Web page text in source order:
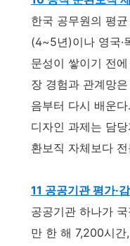
한국 공무원의 평
(4~5년)이나 영국·
문성이 쌓이기 전
장 경험과 관계망
음부터 다시 배운
디자인 과제는 담
환보직 자체보다
11 공공기관 평가·
공공기관 하나가
만 한 해 7,200시